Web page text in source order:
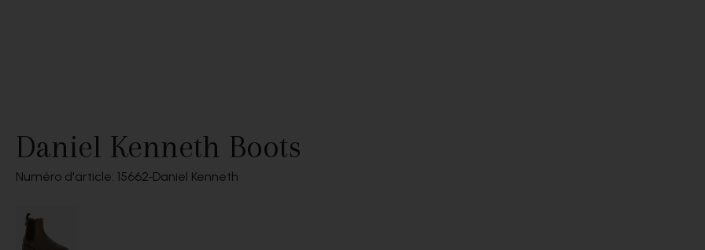
Daniel Kenneth Boots
Numéro d'article: 15662 Daniel Kenneth